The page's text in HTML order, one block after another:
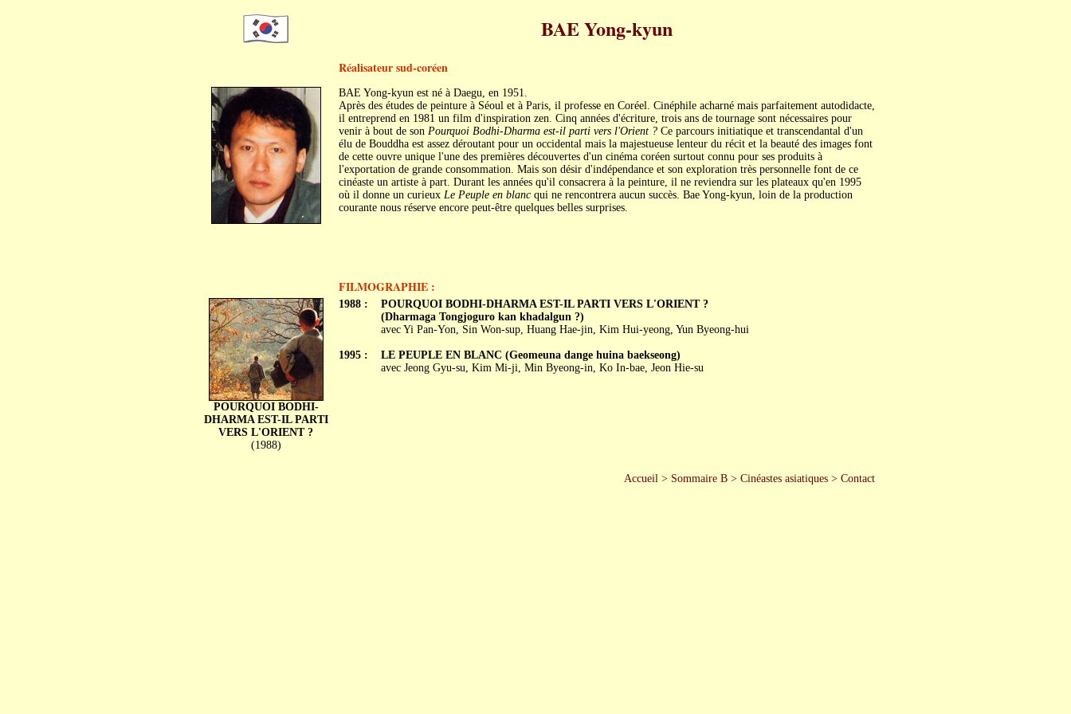
BAE Yong-kyun
Réalisateur sud-coréen
BAE Yong-kyun est né à Daegu, en 1951.
Après des études de peinture à Séoul et à Paris, il professe en Coréel. Cinéphile acharné mais parfaitement autodidacte,
il entreprend en 1981 un film d'inspiration zen. Cinq années d'écriture, trois ans de tournage sont nécessaires pour
venir à bout de son Pourquoi Bodhi-Dharma est-il parti vers l'Orient ?Ce parcours initiatique et transcendantal d'un
élu de Bouddha est assez déroutant pour un occidental mais la majestueuse lenteur du récit et la beauté des images font
de cette ouvre unique l'une des premières découvertes d'un cinéma coréen surtout connu pour ses produits à
l'exportation de grande consommation. Mais son désir d'indépendance et son exploration très personnelle font de ce
cinéaste un artiste à part. Durant les années qu'il consacrera à la peinture, il ne reviendra sur les plateaux qu'en 1995
où il donne un curieux Le Peuple en blancqui ne rencontrera aucun succès. Bae Yong-kyun, loin de la production
courante nous réserve encore peut-être quelques belles surprises.
FILMOGRAPHIE :
POURQUOI BODHI-
DHARMA EST-IL PARTI
VERS L'ORIENT ?
(1988)
1988 :
1995 :
POURQUOI BODHI-DHARMA EST-IL PARTI VERS L'ORIENT ?
(Dharmaga Tongjoguro kan khadalgun ?)
avec Yi Pan-Yon, Sin Won-sup, Huang Hae-jin, Kim Hui-yeong, Yun Byeong-hui
LE PEUPLE EN BLANC (Geomeuna dange huina baekseong)
avec Jeong Gyu-su, Kim Mi-ji, Min Byeong-in, Ko In-bae, Jeon Hie-su
Accueil> Sommaire B > Cinéastes asiatiques > Contact